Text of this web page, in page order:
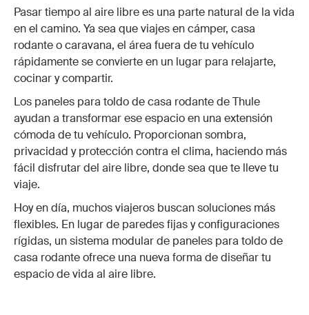
Pasar tiempo al aire libre es una parte natural de la vida
en el camino. Ya sea que viajes en cámper, casa
rodante o caravana, el área fuera de tu vehículo
rápidamente se convierte en un lugar para relajarte,
cocinar y compartir.
Los paneles para toldo de casa rodante de Thule
ayudan a transformar ese espacio en una extensión
cómoda de tu vehículo. Proporcionan sombra,
privacidad y protección contra el clima, haciendo más
fácil disfrutar del aire libre, donde sea que te lleve tu
viaje.
Hoy en día, muchos viajeros buscan soluciones más
flexibles. En lugar de paredes fijas y configuraciones
rígidas, un sistema modular de paneles para toldo de
casa rodante ofrece una nueva forma de diseñar tu
espacio de vida al aire libre.